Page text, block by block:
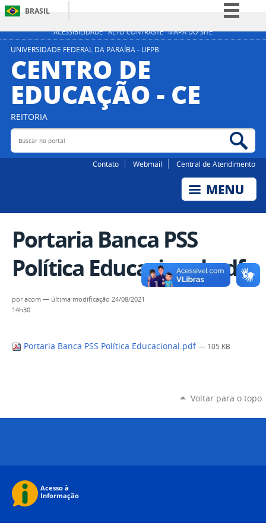
ACESSIBILIDADE ALTO CONTRASTE MAPA DO SITE
BRASIL
Simplifique!
Acesso à informação
Legislação
UNIVERSIDADE FEDERAL DA PARAÍBA - UFPB
CENTRO DE
EDUCAÇÃO - CE
REITORIA
Buscar no portal
Contato Webmail Central de Atendimento
Portaria Banca PSS
Política Educacional.pdf
poracom — última modificação 24/08/2021
14h30
Portaria Banca PSS Política Educacional.pdf — 105 KB
Voltar para o topo